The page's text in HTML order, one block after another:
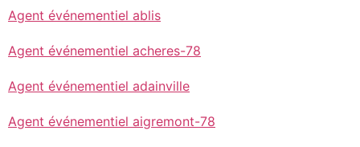
Agent événementiel ablis
Agent événementiel acheres-78
Agent événementiel adainville
Agent événementiel aigremont-78